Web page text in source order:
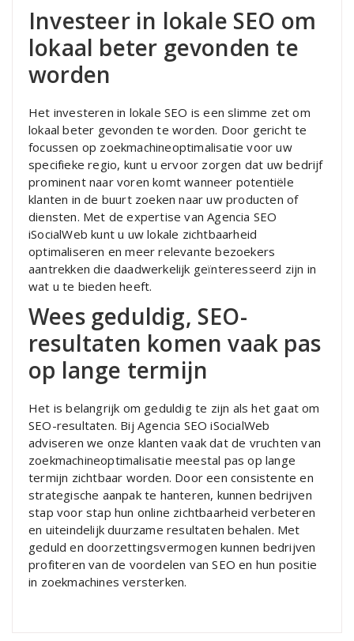
Investeer in lokale SEO om
lokaal beter gevonden te
worden
Het investeren in lokale SEO is een slimme zet om
lokaal beter gevonden te worden. Door gericht te
focussen op zoekmachineoptimalisatie voor uw
specifieke regio, kunt u ervoor zorgen dat uw bedrijf
prominent naar voren komt wanneer potentiële
klanten in de buurt zoeken naar uw producten of
diensten. Met de expertise van Agencia SEO
iSocialWeb kunt u uw lokale zichtbaarheid
optimaliseren en meer relevante bezoekers
aantrekken die daadwerkelijk geïnteresseerd zijn in
wat u te bieden heeft.
Wees geduldig, SEO-
resultaten komen vaak pas
op lange termijn
Het is belangrijk om geduldig te zijn als het gaat om
SEO-resultaten. Bij Agencia SEO iSocialWeb
adviseren we onze klanten vaak dat de vruchten van
zoekmachineoptimalisatie meestal pas op lange
termijn zichtbaar worden. Door een consistente en
strategische aanpak te hanteren, kunnen bedrijven
stap voor stap hun online zichtbaarheid verbeteren
en uiteindelijk duurzame resultaten behalen. Met
geduld en doorzettingsvermogen kunnen bedrijven
profiteren van de voordelen van SEO en hun positie
in zoekmachines versterken.